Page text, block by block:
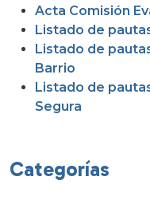
Acta Comisión
Listado de
Listado de
Barrio
Listado de
Segura
Categorías